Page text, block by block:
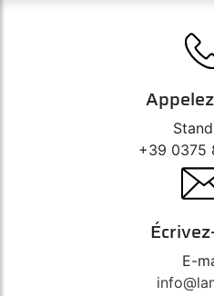
+39 0375
E-